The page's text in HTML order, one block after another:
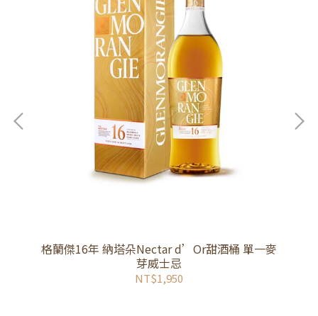
格蘭傑16年 納塔朵Nectar d’Or甜酒桶 單一麥
芽威士忌
NT$1,950